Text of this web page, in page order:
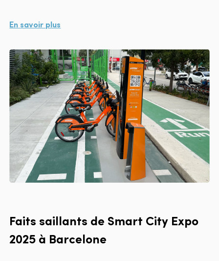
En savoir plus
Faits saillants de Smart City Expo
2025 à Barcelone